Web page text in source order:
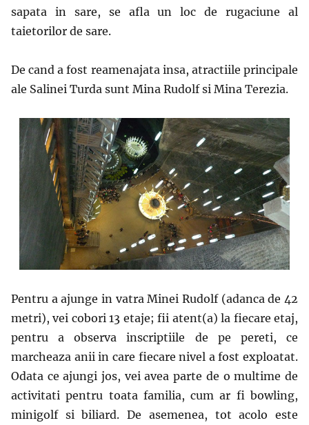
sapata in sare, se afla un loc de rugaciune al
taietorilor de sare.
De cand a fost reamenajata insa, atractiile principale
ale Salinei Turda sunt Mina Rudolf si Mina Terezia.
Pentru a ajunge in vatra Minei Rudolf (adanca de 42
metri), vei cobori 13 etaje; fii atent(a) la fiecare etaj,
pentru a observa inscriptiile de pe pereti, ce
marcheaza anii in care fiecare nivel a fost exploatat.
Odata ce ajungi jos, vei avea parte de o multime de
activitati pentru toata familia, cum ar fi bowling,
minigolf si biliard. De asemenea, tot acolo este